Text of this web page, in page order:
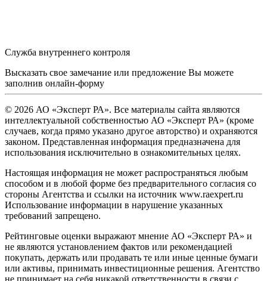
Служба внутреннего контроля
Высказать свое замечание или предложение Вы можете
заполнив онлайн-форму
© 2026 АО «Эксперт РА». Все материалы сайта являются
интеллектуальной собственностью АО «Эксперт РА» (кроме
случаев, когда прямо указано другое авторство) и охраняются
законом. Представленная информация предназначена для
использования исключительно в ознакомительных целях.
Настоящая информация не может распространяться любым
способом и в любой форме без предварительного согласия со
стороны Агентства и ссылки на источник www.raexpert.ru
Использование информации в нарушение указанных
требований запрещено.
Рейтинговые оценки выражают мнение АО «Эксперт РА» и
не являются установлением фактов или рекомендацией
покупать, держать или продавать те или иные ценные бумаги
или активы, принимать инвестиционные решения. Агентство